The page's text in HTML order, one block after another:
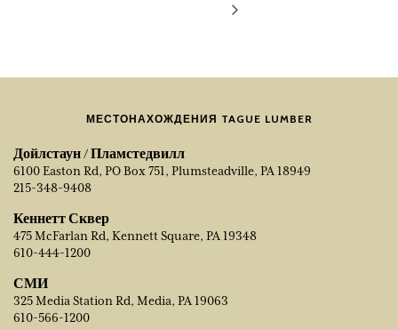
МЕСТОНАХОЖДЕНИЯ TAGUE LUMBER
Дойлстаун / Пламстедвилл
6100 Easton Rd, PO Box 751, Plumsteadville, PA 18949
215-348-9408
Кеннетт Сквер
475 McFarlan Rd, Kennett Square, PA 19348
610-444-1200
СМИ
325 Media Station Rd, Media, PA 19063
610-566-1200